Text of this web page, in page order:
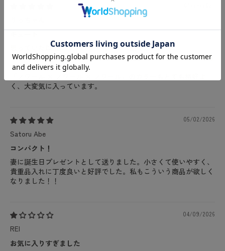
思っていた以上にコンパクトなサイズ感でした。
それでも長財布はしっかり収納でき、通勤時にはリュックと併用
して便利に使っています。
く、大変気に入っています。
05/02/2026
Satoru Abe
コンパクト！
妻に誕生日プレゼントとして送りました。小さくて使いやすく、
貴重品入れに丁度良いと好評でした。私もこういう商品が欲しく
なりました！！
04/09/2026
REI
お気に入りすぎました